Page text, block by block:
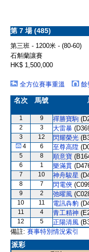
第 7 場 (485)
第三班 - 1200米 - (80-60)
石斛蘭讓賽
HK$ 1,500,000
全方位賽事重溫
餘
名次 馬號
1 9 禪勝寶駒
2 3 大雷暴
3 12 閃耀榮光
4 6 至尊高陞
5 8 順意寶
6 1 樂滿貫
7 10 神舟駿星
8 7 閃電俠
9 2 弛曜風
10 11 電訊犇豹
11 4 青工精神
12 5 正陽清風
備註: 賽事特別情況索引
派彩